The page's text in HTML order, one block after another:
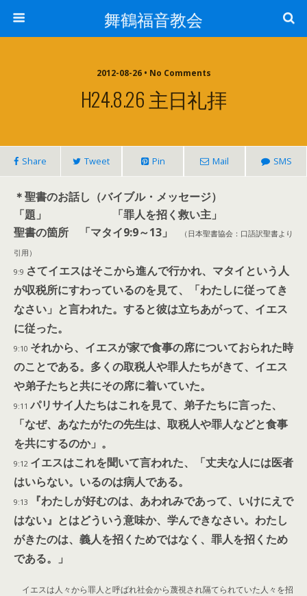
舞鶴福音教会
2012-08-26 • No Comments
H24.8.26 主日礼拝
Share Tweet Pin Mail SMS
＊聖書のお話し（バイブル・メッセージ）
「題」 「罪人を招く救い主」
聖書の箇所 「マタイ9:9～13 」
（日本聖書協会：口語訳聖書より
引用）
9:9 さてイエスはそこから進んで行かれ、マタイという人
が収税所にすわっているのを見て、「わたしに従ってき
なさい」と言われた。すると彼は立ちあがって、イエス
に従った。
9:10 それから、イエスが家で食事の席についておられた時
のことである。多くの取税人や罪人たちがきて、イエス
や弟子たちと共にその席に着いていた。
9:11 パリサイ人たちはこれを見て、弟子たちに言った、
「なぜ、あなたがたの先生は、取税人や罪人などと食事
を共にするのか」。
9:12 イエスはこれを聞いて言われた、「丈夫な人には医者
はいらない。いるのは病人である。
9:13
『わたしが好むのは、あわれみであって、いけにえで
はない』とはどういう意味か、学んできなさい。わたし
がきたのは、義人を招くためではなく、罪人を招くため
である。」
イエスは人々から罪人と呼ばれ社会から蔑視され隔てられていた人々を招